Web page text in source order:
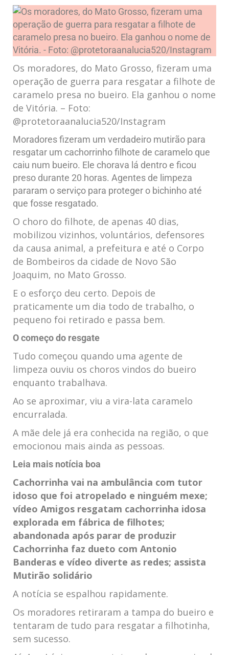
Os moradores, do Mato Grosso, fizeram uma
operação de guerra para resgatar a filhote de
caramelo presa no bueiro. Ela ganhou o nome
de Vitória. – Foto:
@protetoraanalucia520/Instagram
Moradores fizeram um verdadeiro mutirão para
resgatar um cachorrinho filhote de caramelo que
caiu num bueiro. Ele chorava lá dentro e ficou
preso durante 20 horas. Agentes de limpeza
pararam o serviço para proteger o bichinho até
que fosse resgatado.
O choro do filhote, de apenas 40 dias,
mobilizou vizinhos, voluntários, defensores
da causa animal, a prefeitura e até o Corpo
de Bombeiros da cidade de Novo São
Joaquim, no Mato Grosso.
E o esforço deu certo. Depois de
praticamente um dia todo de trabalho, o
pequeno foi retirado e passa bem.
O começo do resgate
Tudo começou quando uma agente de
limpeza ouviu os choros vindos do bueiro
enquanto trabalhava.
Ao se aproximar, viu a vira-lata caramelo
encurralada.
A mãe dele já era conhecida na região, o que
emocionou mais ainda as pessoas.
Leia mais notícia boa
Cachorrinha vai na ambulância com tutor
idoso que foi atropelado e ninguém mexe;
vídeo Amigos resgatam cachorrinha idosa
explorada em fábrica de filhotes;
abandonada após parar de produzir
Cachorrinha faz dueto com Antonio
Banderas e vídeo diverte as redes; assista
Mutirão solidário
A notícia se espalhou rapidamente.
Os moradores retiraram a tampa do bueiro e
tentaram de tudo para resgatar a filhotinha,
sem sucesso.